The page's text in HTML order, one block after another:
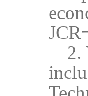
JCR
2.